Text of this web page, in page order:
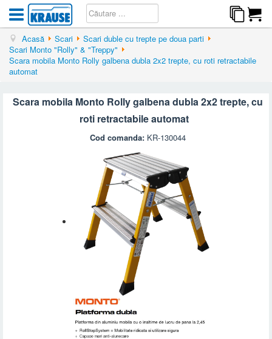
Acasă Scari
Scari duble cu trepte pe doua parti
Scari Monto "Rolly" & "Treppy"
Scara mobila Monto Rolly galbena dubla 2x2 trepte, cu roti retractabile
automat
Scara mobila Monto Rolly galbena dubla 2x2 trepte, cu
roti retractabile automat
Cod comanda: KR-130044